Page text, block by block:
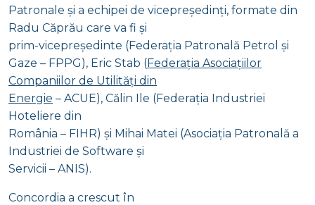
Patronale și a echipei de vicepreședinți, formate din
Radu Căprău care va fi și
prim-vicepreședinte (Federația Patronală Petrol și
Gaze – FPPG), Eric Stab (Federația Asociațiilor
Companiilor de Utilități din
Energie – ACUE), Călin Ile (Federația Industriei
Hoteliere din
România – FIHR) și Mihai Matei (Asociația Patronală a
Industriei de Software și
Servicii – ANIS).
Concordia a crescut în